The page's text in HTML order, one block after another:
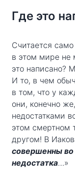
Где это
Считается
в этом мире не
это написано?
И то, в чем
в том, что у
они, конечно
недостатками
этом смертном
другом! В
совершенны во
недостатка…»